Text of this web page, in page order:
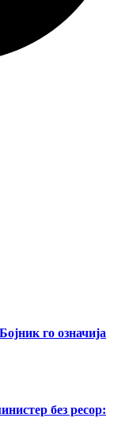
го означија
без ресор: